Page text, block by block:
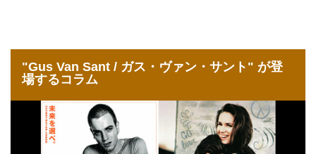
"Gus Van Sant / ガス・ヴァン・サント" が登
場するコラム